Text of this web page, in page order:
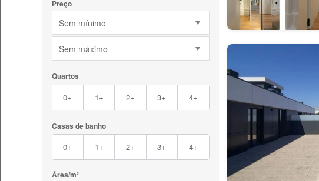
Preço
Sem mínimo
Sem máximo
Quartos
0+ 1+ 2+ 3+ 4+
Casas de banho
0+ 1+ 2+ 3+ 4+
Área/m²